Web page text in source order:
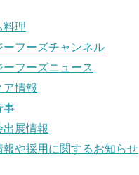
料理
ーフーズチャンネル
ーフーズニュース
ア情報
事
出展情報
報や採用に関するお知らせ